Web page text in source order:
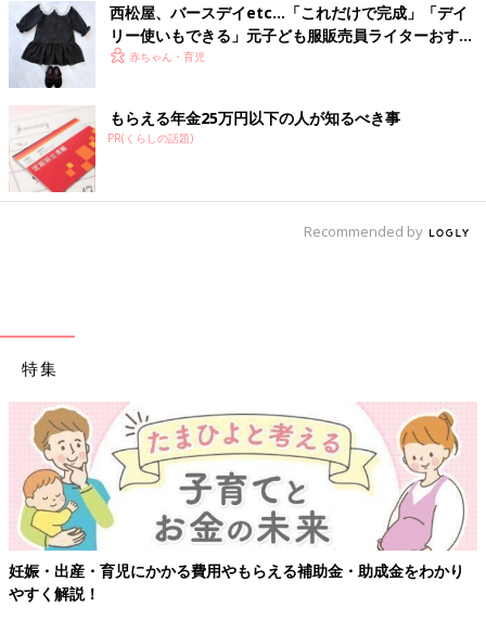
西松屋、バースデイetc…「これだけで完成」「デイ
リー使いもできる」元子ども服販売員ライターおすす
め★セレモニーコーデ4選
赤ちゃん・育児
もらえる年金25万円以下の人が知るべき事
PR(くらしの話題)
Recommended by
特集
金をわかり
【ワクチン接種できるものも】妊婦の感染症対策、知